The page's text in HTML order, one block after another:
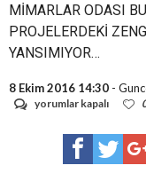
MİMARLAR ODASI
PROJELERDEKİ
YANSIMIYOR…
8 Ekim 2016 14:30 -
MİMARLAR
BURSA
BAŞKANI
yorumlar kapalı